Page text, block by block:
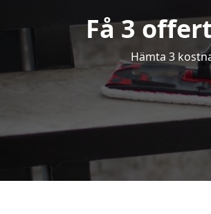
Få 3
Hämta 3